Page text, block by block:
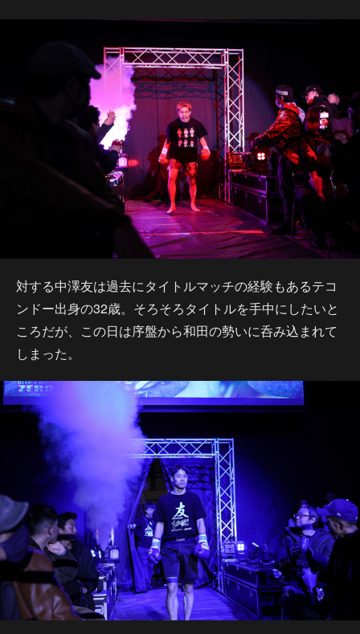
対する中澤友は過去にタイトルマッチの経験もあるテコ
ンドー出身の32歳。そろそろタイトルを手中にしたいと
ころだが、この日は序盤から和田の勢いに呑み込まれて
しまった。